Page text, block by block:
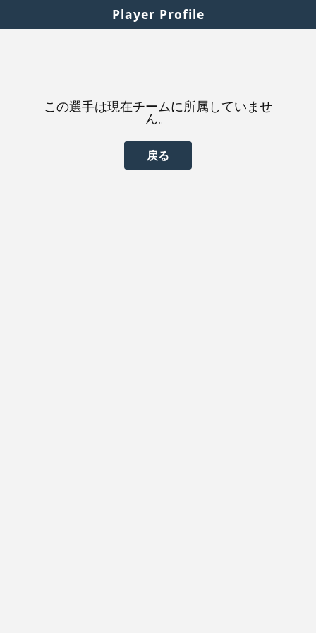
Player Profile
この選手は現在チームに所属していませ
ん。
戻る